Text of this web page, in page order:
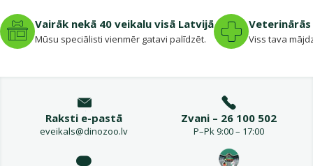
Vairāk nekā 40 veikalu visā Latvijā
Mūsu speciālisti vienmēr gatavi palīdzēt. Viss tava
Raksti e-pastā
eveikals@dinozoo.lv
Zvani – 26 100 502
P–Pk 9:00 – 17:00